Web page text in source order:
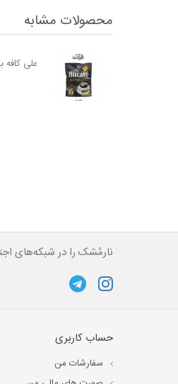
محصولات مشابه
علی کافه
نارمُشک را در شبکه‌های
حساب کاربری
سفارشات من